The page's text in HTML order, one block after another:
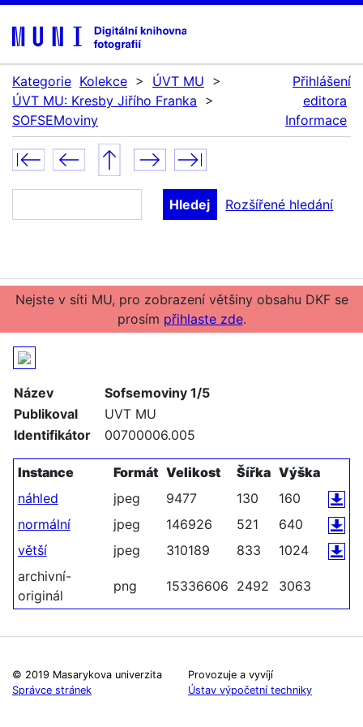
Kategorie Kolekce > ÚVT MU >
ÚVT MU: Kresby Jiřího Franka >
SOFSEMoviny
Přihlášení
editora
Informace
Rozšířené hledání
Nejste v síti MU, pro zobrazení většiny obsahu DKF se
prosím přihlaste zde.
Název
Sofsemoviny 1/5
Publikoval
UVT MU
Identifikátor
00700006.005
Instance Formát Velikost Šířka Výška
náhled
jpeg 9477 130
160
normální
jpeg 146926 521
640
větší
jpeg 310189 833
1024
archivní-
originál
png 15336606 2492 3063
© 2019 Masarykova univerzita
Správce stránek
Provozuje a vyvíjí
Ústav výpočetní techniky